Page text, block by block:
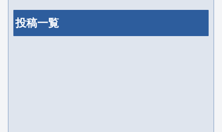
投稿一覧